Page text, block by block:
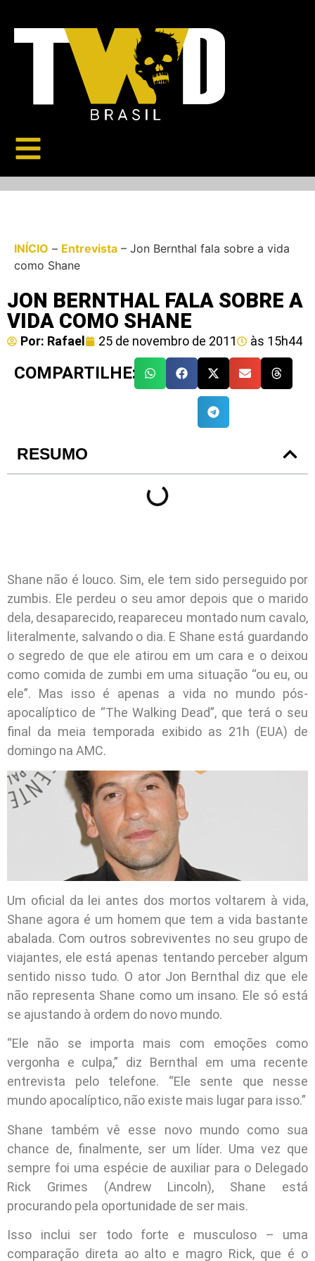
INÍCIO – Entrevista – Jon Bernthal fala sobre a vida
como Shane
JON BERNTHAL FALA SOBRE A
VIDA COMO SHANE
Por: Rafael 25 de novembro de 2011 às 15h44
COMPARTILHE:
RESUMO
Shane não é louco. Sim, ele tem sido perseguido por
zumbis. Ele perdeu o seu amor depois que o marido
dela, desaparecido, reapareceu montado num cavalo,
literalmente, salvando o dia. E Shane está guardando
o segredo de que ele atirou em um cara e o deixou
como comida de zumbi em uma situação “ou eu, ou
ele”. Mas isso é apenas a vida no mundo pós-
apocalíptico de “The Walking Dead”, que terá o seu
final da meia temporada exibido as 21h (EUA) de
domingo na AMC.
Um oficial da lei antes dos mortos voltarem à vida,
Shane agora é um homem que tem a vida bastante
abalada. Com outros sobreviventes no seu grupo de
viajantes, ele está apenas tentando perceber algum
sentido nisso tudo. O ator Jon Bernthal diz que ele
não representa Shane como um insano. Ele só está
se ajustando à ordem do novo mundo.
“Ele não se importa mais com emoções como
vergonha e culpa,” diz Bernthal em uma recente
entrevista pelo telefone. “Ele sente que nesse
mundo apocalíptico, não existe mais lugar para isso.”
Shane também vê esse novo mundo como sua
chance de, finalmente, ser um líder. Uma vez que
sempre foi uma espécie de auxiliar para o Delegado
Rick Grimes (Andrew Lincoln), Shane está
procurando pela oportunidade de ser mais.
Isso inclui ser todo forte e musculoso – uma
comparação direta ao alto e magro Rick, que é o